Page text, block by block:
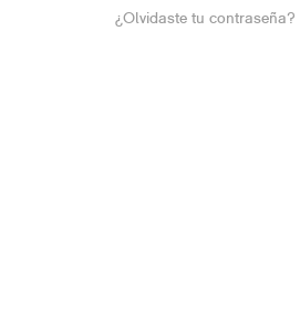
¿Olvidaste tu contraseña?